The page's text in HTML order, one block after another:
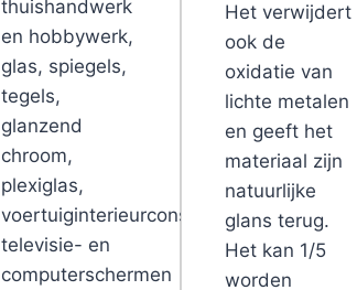
thuishandwerk
en hobbywerk,
glas, spiegels,
tegels,
glanzend
chroom,
plexiglas,
voertuiginterieurconsoles,
televisie- en
computerschermen
Het verwijdert
ook de
oxidatie van
lichte metalen
en geeft het
materiaal zijn
natuurlijke
glans terug.
Het kan 1/5
worden